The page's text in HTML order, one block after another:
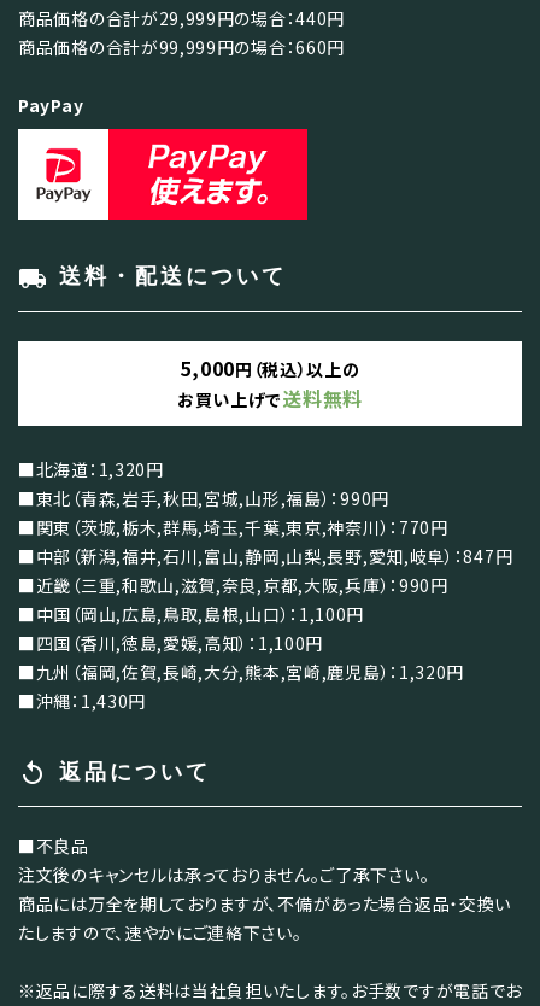
商品価格の合計が29,999円の場合：440円
商品価格の合計が99,999円の場合：660円
PayPay
local_shipping 送料・配送について
5,000円（税込）以上の
お買い上げで送料無料
■北海道：1,320円
■東北（青森,岩手,秋田,宮城,山形,福島）：990円
■関東（茨城,栃木,群馬,埼玉,千葉,東京,神奈川）：770円
■中部（新潟,福井,石川,富山,静岡,山梨,長野,愛知,岐阜）：847円
■近畿（三重,和歌山,滋賀,奈良,京都,大阪,兵庫）：990円
■中国（岡山,広島,鳥取,島根,山口）：1,100円
■四国（香川,徳島,愛媛,高知）：1,100円
■九州（福岡,佐賀,長崎,大分,熊本,宮崎,鹿児島）：1,320円
■沖縄：1,430円
replay 返品について
■不良品
注文後のキャンセルは承っておりません。ご了承下さい。
商品には万全を期しておりますが、不備があった場合返品・交換い
たしますので、速やかにご連絡下さい。
※返品に際する送料は当社負担いたします。お手数ですが電話でお